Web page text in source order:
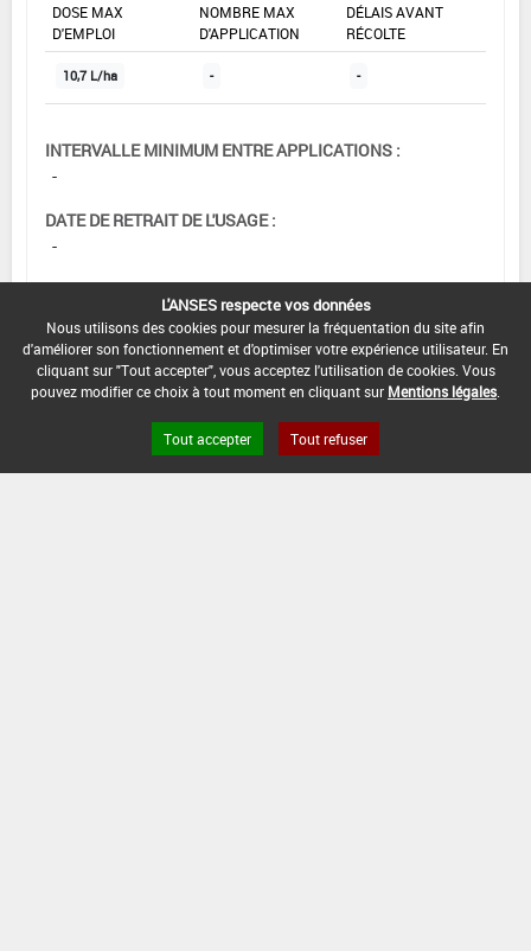
DOSE MAX
D'EMPLOI
NOMBRE MAX
D'APPLICATION
DÉLAIS AVANT
RÉCOLTE
10,7 L/ha - -
INTERVALLE MINIMUM ENTRE APPLICATIONS :
-
DATE DE RETRAIT DE L'USAGE :
-
DATE DE FIN DE DISTRIBUTION :
DATE DE FIN D'UTILISATION :
13/12/2008
L'ANSES respecte vos données
Nous utilisons des cookies pour mesurer la fréquentation du site afin
d'améliorer son fonctionnement et d'optimiser votre expérience utilisateur. En
cliquant sur "Tout accepter", vous acceptez l'utilisation de cookies. Vous
pouvez modifier ce choix à tout moment en cliquant sur Mentions légales
Tout accepter Tout refuser